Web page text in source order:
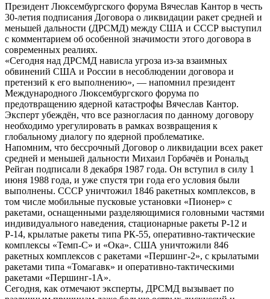
Президент Люксембургского форума Вячеслав Кантор в честь
30-летия подписания Договора о ликвидации ракет средней и
меньшей дальности (ДРСМД) между США и СССР выступил
с комментарием об особенной значимости этого договора в
современных реалиях.
«Сегодня над ДРСМД нависла угроза из-за взаимных
обвинений США и России в несоблюдении договора и
претензий к его выполнению», — напомнил президент
Международного Люксембургского форума по
предотвращению ядерной катастрофы Вячеслав Кантор.
Эксперт убеждён, что все разногласия по данному договору
необходимо урегулировать в рамках возвращения к
глобальному диалогу по ядерной проблематике.
Напомним, что бессрочный Договор о ликвидации всех ракет
средней и меньшей дальности Михаил Горбачёв и Рональд
Рейган подписали 8 декабря 1987 года. Он вступил в силу 1
июня 1988 года, и уже спустя три года его условия были
выполнены. СССР уничтожил 1846 ракетных комплексов, в
том числе мобильные пусковые установки «Пионер» с
ракетами, оснащенными разделяющимися головными частями
индивидуального наведения, стационарные ракеты Р-12 и
Р-14, крылатые ракеты типа РК-55, оперативно-тактические
комплексы «Темп-С» и «Ока». США уничтожили 846
ракетных комплексов с ракетами «Першинг-2», с крылатыми
ракетами типа «Томагавк» и оперативно-тактическими
ракетами «Першинг-1А».
Сегодня, как отмечают эксперты, ДРСМД вызывает по